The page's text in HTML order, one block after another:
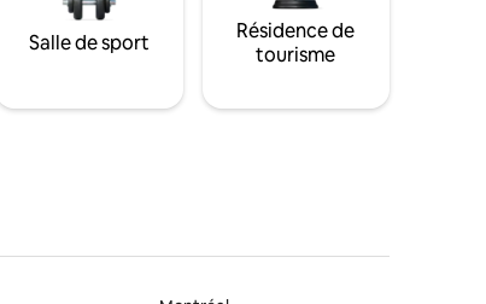
Salle de sport
Résidence de
tourisme